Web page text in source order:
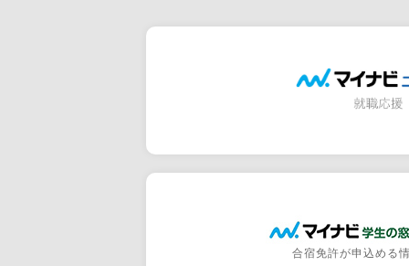
合宿免許が申込める